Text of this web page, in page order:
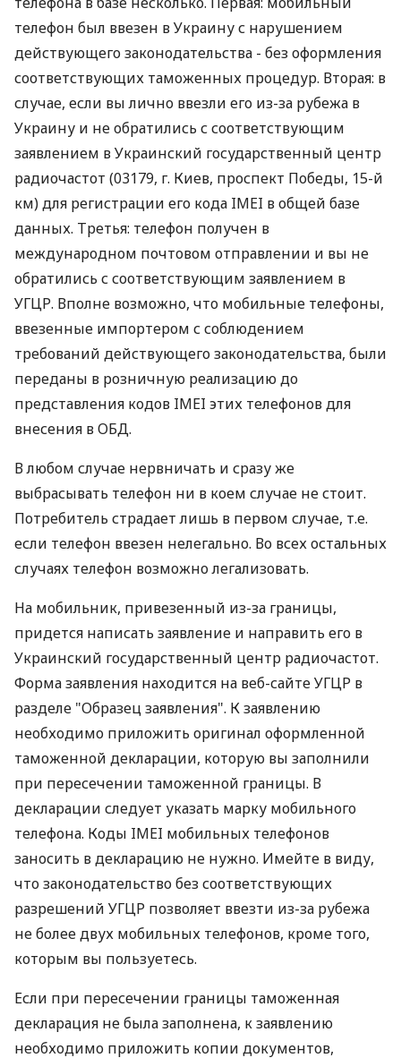
телефон был ввезен в Украину с нарушением
действующего законодательства - без оформления
соответствующих таможенных процедур. Вторая: в
случае, если вы лично ввезли его из-за рубежа в
Украину и не обратились с соответствующим
заявлением в Украинский государственный центр
радиочастот (03179, г. Киев, проспект Победы, 15-й
км) для регистрации его кода IMEI в общей базе
данных. Третья: телефон получен в
международном почтовом отправлении и вы не
обратились с соответствующим заявлением в
УГЦР. Вполне возможно, что мобильные телефоны,
ввезенные импортером с соблюдением
требований действующего законодательства, были
переданы в розничную реализацию до
представления кодов IMEI этих телефонов для
внесения в ОБД.
В любом случае нервничать и сразу же
выбрасывать телефон ни в коем случае не стоит.
Потребитель страдает лишь в первом случае, т.е.
если телефон ввезен нелегально. Во всех остальных
случаях телефон возможно легализовать.
На мобильник, привезенный из-за границы,
придется написать заявление и направить его в
Украинский государственный центр радиочастот.
Форма заявления находится на веб-сайте УГЦР в
разделе "Образец заявления". К заявлению
необходимо приложить оригинал оформленной
таможенной декларации, которую вы заполнили
при пересечении таможенной границы. В
декларации следует указать марку мобильного
телефона. Коды IMEI мобильных телефонов
заносить в декларацию не нужно. Имейте в виду,
что законодательство без соответствующих
разрешений УГЦР позволяет ввезти из-за рубежа
не более двух мобильных телефонов, кроме того,
которым вы пользуетесь.
Если при пересечении границы таможенная
декларация не была заполнена, к заявлению
необходимо приложить копии документов,